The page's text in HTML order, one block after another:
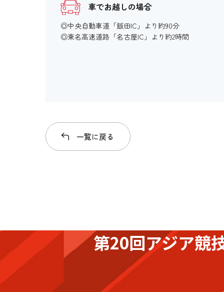
車でお越しの場合
◎中央自動車道「飯田IC」より約90分
◎東名高速道路「名古屋IC」より約2時間
一覧に戻る
第20回アジア競